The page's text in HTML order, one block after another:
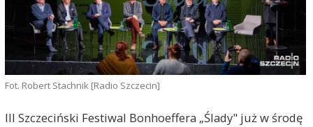
Fot. Robert Stachnik [Radio Szczecin]
III Szczeciński Festiwal Bonhoeffera „Ślady" już w środę